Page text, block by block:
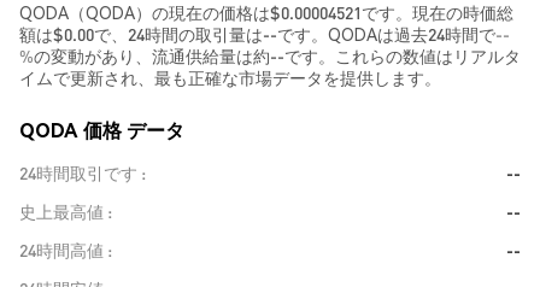
QODA（QODA）の現在の価格は$0.00004521です。現在の時価総
額は$0.00で、24時間の取引量は--です。QODAは過去24時間で--
%の変動があり、流通供給量は約--です。これらの数値はリアルタ
イムで更新され、最も正確な市場データを提供します。
QODA 価格 データ
24時間取引です
--
史上最高値
--
24時間高値
--